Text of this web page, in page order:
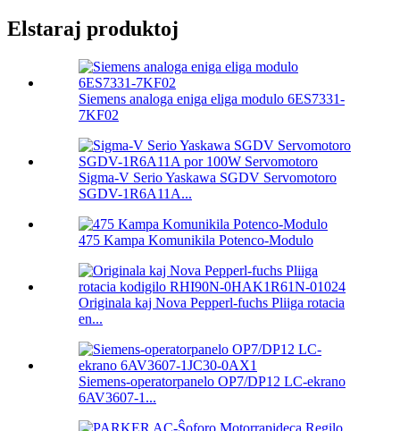
Elstaraj produktoj
Siemens analoga eniga eliga modulo 6ES7331-
7KF02
Sigma-V Serio Yaskawa SGDV Servomotoro
SGDV-1R6A11A...
475 Kampa Komunikila Potenco-Modulo
Originala kaj Nova Pepperl-fuchs Pliiga rotacia
en...
Siemens-operatorpanelo OP7/DP12 LC-ekrano
6AV3607-1...